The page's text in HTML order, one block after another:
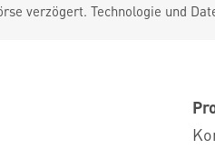
verzögert. Technologie und